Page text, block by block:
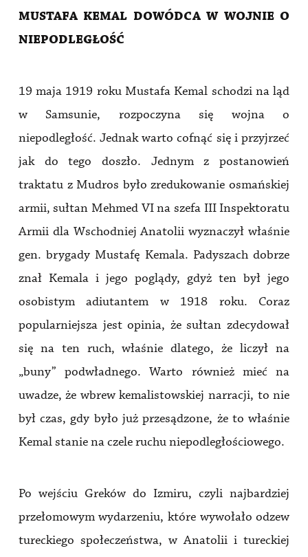
MUSTAFA KEMAL DOWÓDCA W WOJNIE O
NIEPODLEGŁOŚĆ
19 maja 1919 roku Mustafa Kemal schodzi na ląd
w Samsunie, rozpoczyna się wojna o
niepodległość. Jednak warto cofnąć się i przyjrzeć
jak do tego doszło. Jednym z postanowień
traktatu z Mudros było zredukowanie osmańskiej
armii, sułtan Mehmed VI na szefa III Inspektoratu
Armii dla Wschodniej Anatolii wyznaczył właśnie
gen. brygady Mustafę Kemala. Padyszach dobrze
znał Kemala i jego poglądy, gdyż ten był jego
osobistym adiutantem w 1918 roku. Coraz
popularniejsza jest opinia, że sułtan zdecydował
się na ten ruch, właśnie dlatego, że liczył na
„buny” podwładnego. Warto również mieć na
uwadze, że wbrew kemalistowskiej narracji, to nie
był czas, gdy było już przesądzone, że to właśnie
Kemal stanie na czele ruchu niepodległościowego.
Po wejściu Greków do Izmiru, czyli najbardziej
przełomowym wydarzeniu, które wywołało odzew
tureckiego społeczeństwa, w Anatolii i tureckiej